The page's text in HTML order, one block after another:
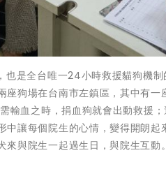
也是全台唯一24小時救援貓狗機
座狗場在台南市左鎮區，其中有
輸血之時，捐血狗就會出動救援
中讓每個院生的心情，變得開朗
與院生一起過生日，與院生互動。